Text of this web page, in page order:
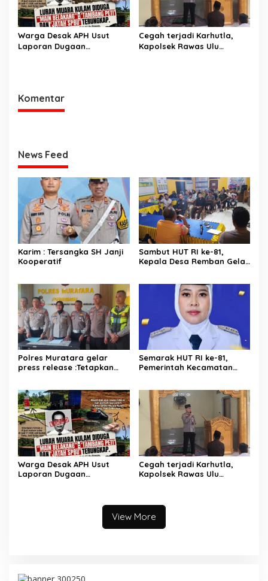
Warga Desak APH Usut
Laporan Dugaan
Cegah terjadi Karhutla,
Kapolsek Rawas Ulu
Komentar
News Feed
Karim : Tersangka SH Janji
Kooperatif
Sambut HUT RI ke-81,
Kepala Desa Remban Gelar
Polres Muratara gelar
press release :Tetapkan
Maut antara Bus ALS dan
Tangki BBM Tewaskan 19
Orang
Semarak HUT RI ke-81,
Pemerintah Kecamatan
Warga Desak APH Usut
Laporan Dugaan
Cegah terjadi Karhutla,
Kapolsek Rawas Ulu
View More